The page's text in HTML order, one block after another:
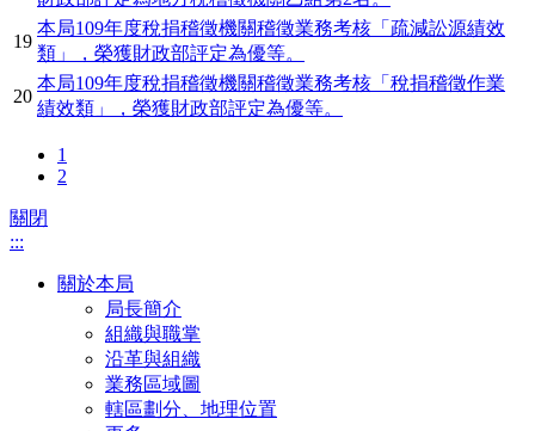
19
本局109年度稅捐稽徵機關稽徵業務考核「疏減訟源績效
類」，榮獲財政部評定為優等。
20
本局109年度稅捐稽徵機關稽徵業務考核「稅捐稽徵作業
績效類」，榮獲財政部評定為優等。
1
2
關閉
:::
關於本局
局長簡介
組織與職掌
沿革與組織
業務區域圖
轄區劃分、地理位置